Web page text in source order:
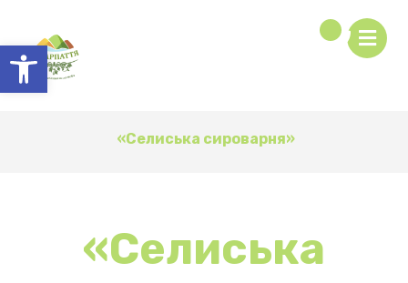
Відкрити Панель інструментів
«Селиська сироварня»
«Селиська